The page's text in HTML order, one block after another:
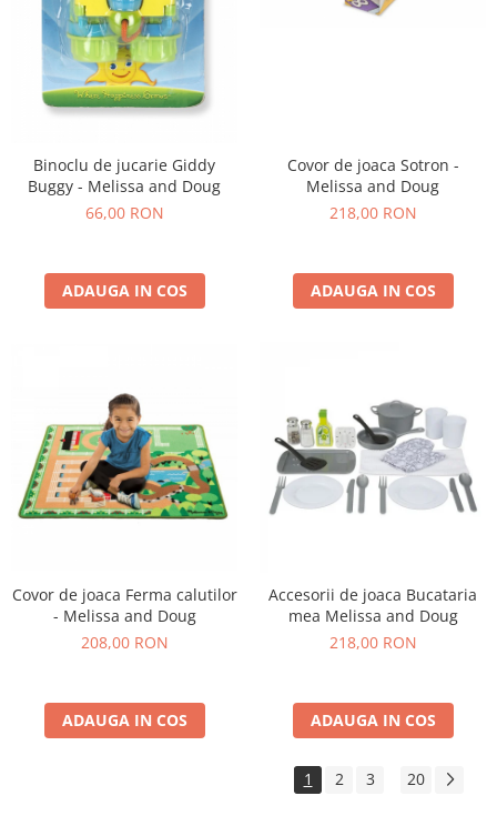
Binoclu de jucarie Giddy
Buggy - Melissa and Doug
66,00 RON
ADAUGA IN COS
Covor de joaca Sotron -
Melissa and Doug
218,00 RON
ADAUGA IN COS
Covor de joaca Ferma calutilor
- Melissa and Doug
208,00 RON
ADAUGA IN COS
Accesorii de joaca Bucataria
mea Melissa and Doug
218,00 RON
ADAUGA IN COS
1 2 3 20